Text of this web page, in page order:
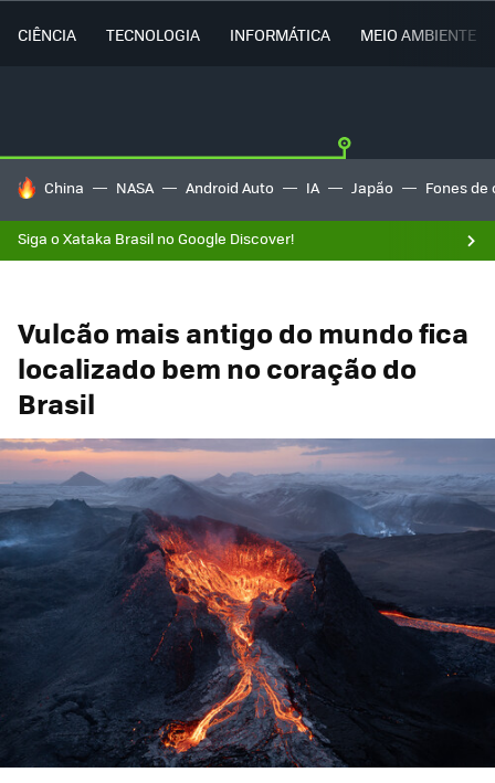
CIÊNCIA TECNOLOGIA INFORMÁTICA MEIO AMBIENTE
TENDÊNCIAS DO DIA
China NASA Android Auto IA Japão Fones de
Siga o Xataka Brasil no Google Discover!
Vulcão mais antigo do mundo fica
localizado bem no coração do
Brasil